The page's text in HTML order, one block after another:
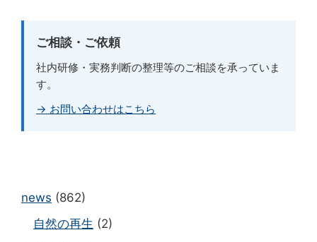
ご相談・ご依頼
社内研修・実務判断の整理等のご相談を承っていま
す。
→ お問い合わせはこちら
news (862)
自然の再生 (2)